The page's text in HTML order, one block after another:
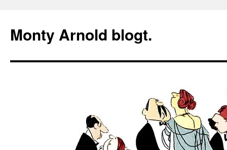
springen
Monty Arnold blogt.